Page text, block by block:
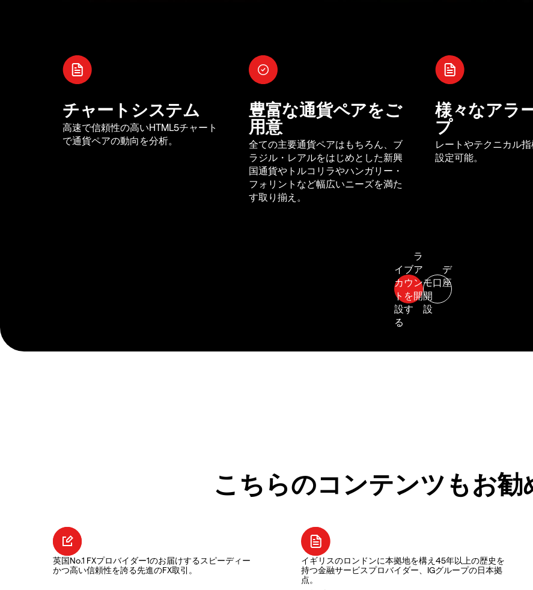
チャートシステム
高速で信頼性の高いHTML5チャート
で通貨ペアの動向を分析。
豊富な通貨ペアをご
用意
全ての主要通貨ペアはもちろん、ブ
ラジル・レアルをはじめとした新興
国通貨やトルコリラやハンガリー・
フォリントなど幅広いニーズを満た
す取り揃え。
様々なアラ
プ
レートやテクニカル
設定可能。
こちらのコンテンツもお勧
英国No.1 FXプロバイダー1のお届けするスピーディー
かつ高い信頼性を誇る先進のFX取引。
イギリスのロンドンに本拠地を構え45年以上の歴史を
持つ金融サービスプロバイダー、IGグループの日本拠
点。